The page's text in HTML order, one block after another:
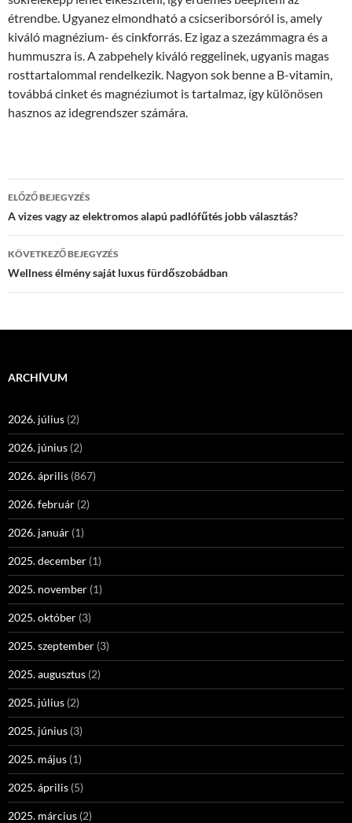
étrendbe. Ugyanez elmondható a csicseriborsóról is, amely
kiváló magnézium- és cinkforrás. Ez igaz a szezámmagra és a
hummuszra is. A zabpehely kiváló reggelinek, ugyanis magas
rosttartalommal rendelkezik. Nagyon sok benne a B-vitamin,
továbbá cinket és magnéziumot is tartalmaz, így különösen
hasznos az idegrendszer számára.
Bejegyzések
navigációja
ELŐZŐ BEJEGYZÉS
A vizes vagy az elektromos alapú padlófűtés jobb választás?
KÖVETKEZŐ BEJEGYZÉS
Wellness élmény saját luxus fürdőszobádban
ARCHÍVUM
2026. július (2)
2026. június (2)
2026. április (867)
2026. február (2)
2026. január (1)
2025. december (1)
2025. november (1)
2025. október (3)
2025. szeptember (3)
2025. augusztus (2)
2025. július (2)
2025. június (3)
2025. május (1)
2025. április (5)
2025. március (2)